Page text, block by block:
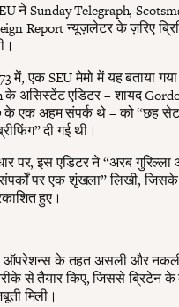
ने Sunday Telegraph,
Report न्यूज़लेटर के ज़रिए
में, एक SEU मेमो में यह बताया
के असिस्टेंट एडिटर – शायद
के एक अहम संपर्क थे – को “छह
दी गई थी।
पर, इस एडिटर ने “अरब
पर एक शृंखला” लिखी,
हुए।
ऑपरेशन्स के तहत असली और
से तैयार किए, जिससे ब्रिटेन के
मिली।